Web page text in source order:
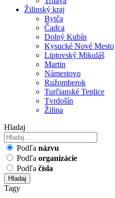
Žilinský kraj
Bytča
Čadca
Dolný Kubín
Kysucké Nové Mesto
Liptovský Mikuláš
Martin
Námestovo
Ružomberok
Turčianské Teplice
Tvrdošín
Žilina
Hladaj
Podľa názvu
Podľa organizácie
Podľa čísla
Hladaj
Tagy